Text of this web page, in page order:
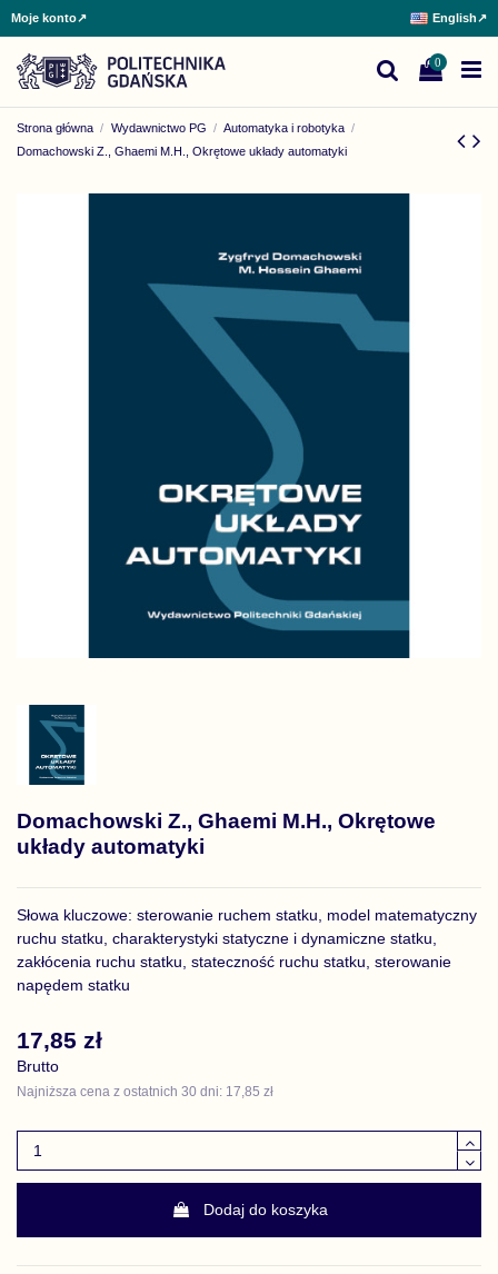
Moje konto↗ English↗
0
Strona główna Wydawnictwo PG
Automatyka i robotyka
Domachowski Z., Ghaemi M.H., Okrętowe układy automatyki
Domachowski Z., Ghaemi M.H., Okrętowe
układy automatyki
Słowa kluczowe: sterowanie ruchem statku, model matematyczny
ruchu statku, charakterystyki statyczne i dynamiczne statku,
zakłócenia ruchu statku, stateczność ruchu statku, sterowanie
napędem statku
17,85 zł
Brutto
Najniższa cena z ostatnich 30 dni: 17,85 zł
Dodaj do koszyka